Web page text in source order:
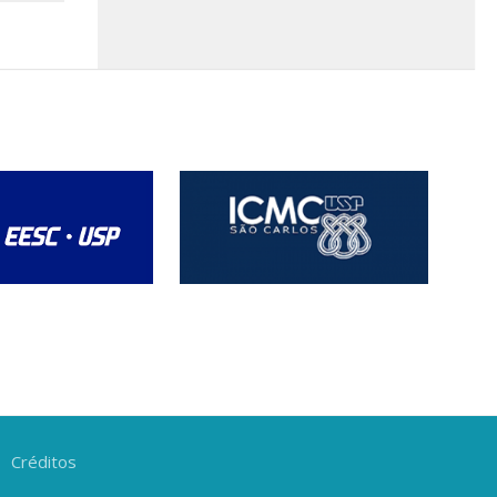
Créditos